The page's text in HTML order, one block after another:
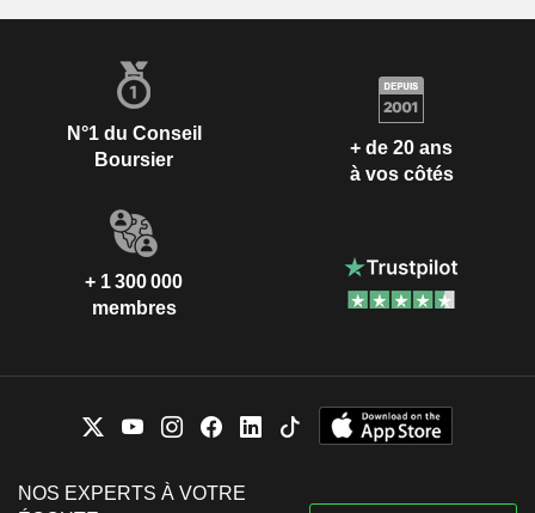
N°1 du Conseil
Boursier
+ de 20 ans
à vos côtés
+ 1 300 000
membres
NOS EXPERTS À VOTRE